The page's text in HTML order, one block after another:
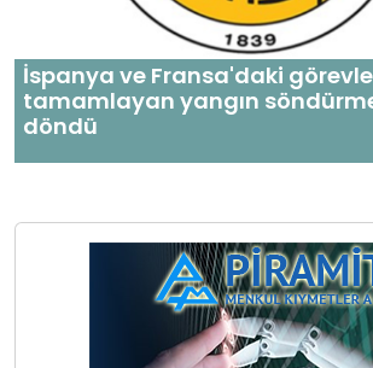
İspanya ve Fransa'daki
tamamlayan yangın
döndü